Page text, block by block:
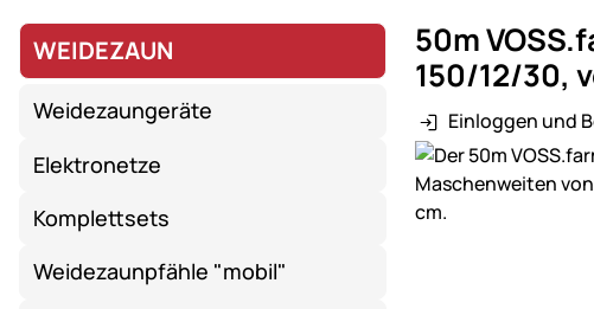
WEIDEZAUN
Weidezaungeräte
Elektronetze
Komplettsets
Weidezaunpfähle "mobil"
50m
150/12/30,
Einloggen und
Produktgalerie